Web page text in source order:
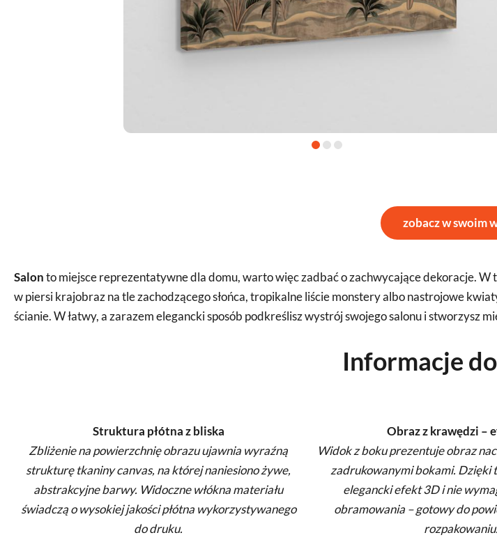
zobacz w swoim
Salonto miejsce reprezentatywne dla domu, warto więc zadbać o zachwycające dekoracje.
w piersi krajobraz na tle zachodzącego słońca, tropikalne liście monstery albo nastrojowe
ścianie. W łatwy, a zarazem elegancki sposób podkreślisz wystrój swojego salonu i stworzysz
Informacje
Struktura płótna z bliska
Zbliżenie na powierzchnię obrazu ujawnia wyraźną
strukturę tkaniny canvas, na której naniesiono żywe,
abstrakcyjne barwy. Widoczne włókna materiału
świadczą o wysokiej jakości płótna wykorzystywanego
do druku.
Obraz z krawędzi –
Widok z boku prezentuje obraz
zadrukowanymi bokami. Dzięki
elegancki efekt 3D i nie
obramowania – gotowy do
rozpakowaniu.